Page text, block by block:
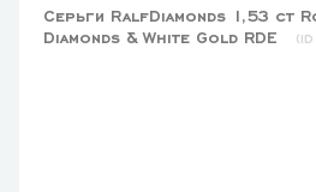
Серьги RalfDiamonds 1,53 ct
Diamonds & White Gold RDE